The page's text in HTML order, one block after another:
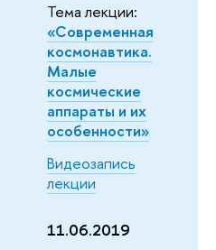
Тема лекции:
«Современная
космонавтика.
Малые
космические
аппараты и их
особенности»
Видеозапись
лекции
11.06.2019